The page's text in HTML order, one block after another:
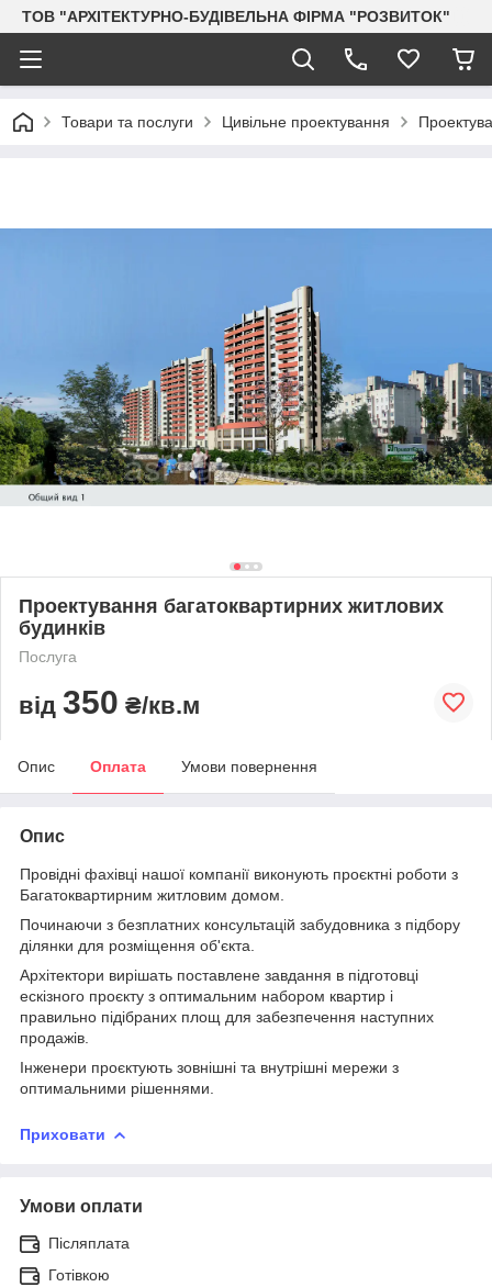
ТОВ "АРХІТЕКТУРНО-БУДІВЕЛЬНА ФІРМА "РОЗВИТОК"
Товари та послуги Цивільне проектування
Проектування багатоквартирних житлових
будинків
Послуга
від 350 ₴/кв.м
Опис Оплата Умови повернення
Опис
Провідні фахівці нашої компанії виконують проєктні роботи з
Багатоквартирним житловим домом.
Починаючи з безплатних консультацій забудовника з підбору
ділянки для розміщення об'єкта.
Архітектори вирішать поставлене завдання в підготовці
ескізного проєкту з оптимальним набором квартир і
правильно підібраних площ для забезпечення наступних
продажів.
Інженери проєктують зовнішні та внутрішні мережи з
оптимальними рішеннями.
Приховати
Умови оплати
Післяплата
Готівкою